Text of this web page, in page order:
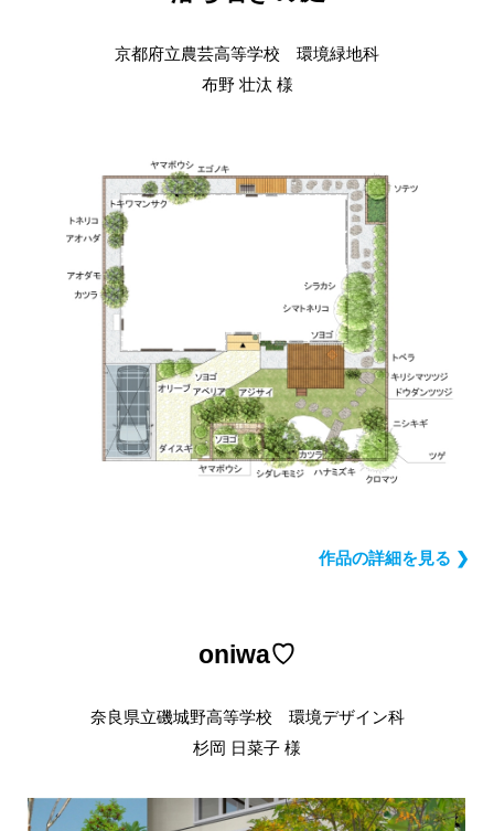
京都府立農芸高等学校 環境緑地科
布野 壮汰 様
作品の詳細を見る ❯
oniwa♡
奈良県立磯城野高等学校 環境デザイン科
杉岡 日菜子 様